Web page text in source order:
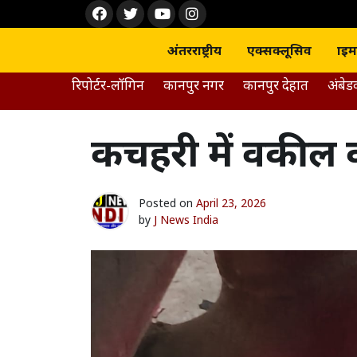
to
Face
boo
Twit
ter
Yout
ube
Inst
agra
m
अंतरराष्ट्रीय
एक्सक्लूसिव क्राइम
रिपोर्टर-लॉगिन कानपुर नगर कानपुर देहात
कचहरी में वकील
Posted on April 23, 2026
by J News India